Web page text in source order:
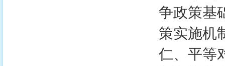
争政策基
策实施机
仁、平等